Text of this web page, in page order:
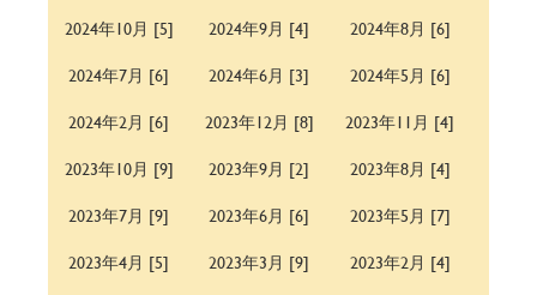
2024年10月 [5]
2024年9月 [4]
2024年8月 [6]
2024年7月 [6]
2024年6月 [3]
2024年5月 [6]
2024年2月 [6]
2023年12月 [8]
2023年11月 [4]
2023年10月 [9]
2023年9月 [2]
2023年8月 [4]
2023年7月 [9]
2023年6月 [6]
2023年5月 [7]
2023年4月 [5]
2023年3月 [9]
2023年2月 [4]